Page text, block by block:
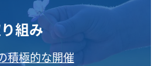
組み
積極的な開催